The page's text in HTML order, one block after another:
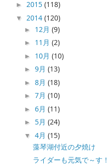
► 2015 (118)
▼ 2014 (120)
► 12月 (9)
► 11月 (2)
► 10月 (10)
► 9月 (13)
► 8月 (18)
► 7月 (10)
► 6月 (11)
► 5月 (24)
▼ 4月 (15)
藻琴湖付近の夕焼け
ライダーも元気で～す！